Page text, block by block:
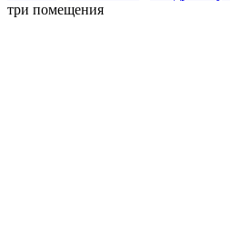
три помещения